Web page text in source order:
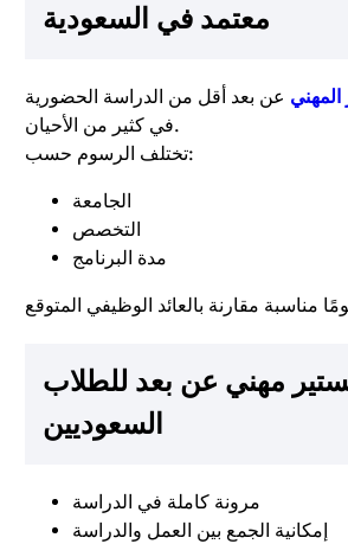
معتمد في السعودية
المهني عن بعد أقل من الدراسة الحضورية
في كثير من الأحيان.
تختلف الرسوم حسب:
الجامعة
التخصص
مدة البرنامج
مهني عن بعد للطلاب
السعوديين
مرونة كاملة في الدراسة
إمكانية الجمع بين العمل والدراسة